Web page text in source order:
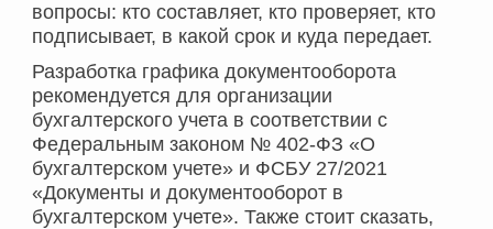
вопросы: кто составляет, кто проверяет, кто
подписывает, в какой срок и куда передает.
Разработка графика документооборота
рекомендуется для организации
бухгалтерского учета в соответствии с
Федеральным законом № 402-ФЗ «О
бухгалтерском учете» и ФСБУ 27/2021
«Документы и документооборот в
бухгалтерском учете». Также стоит сказать,